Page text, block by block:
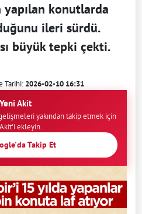
konutlarda
ileri sürdü.
büyük tepki çekti.
Tarihi:2026-02-10 16:31
Akit
yakından takip etmek için
ekleyin.
Takip Et